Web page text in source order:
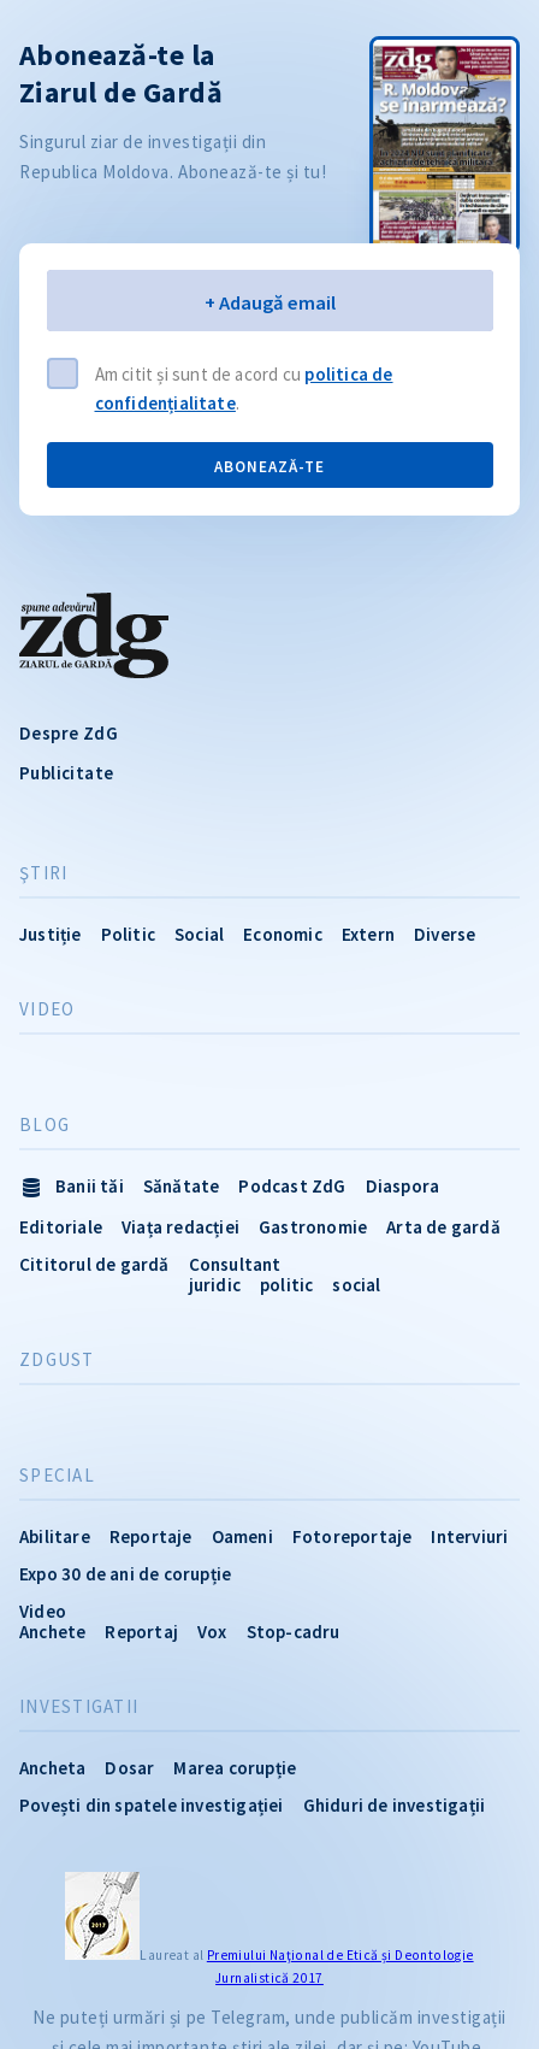
Despre ZdG
Publicitate
ŞTIRI
Justiție Politic Social Economic Extern Diverse
INVESTIGATII
Ancheta Dosar
Marea corupție
Povești din spatele investigației
Ghiduri de investigații
VIDEO
SPECIAL
Abilitare Reportaje Oameni Fotoreportaje
Interviuri
Expo 30 de ani de corupție
Video
Anchete
Reportaj Vox Stop-cadru
BLOG
Banii tăi Sănătate Podcast ZdG
Diaspora
Editoriale
Viața redacției Gastronomie
Arta de gardă
Cititorul de gardă
Consultant
juridic
politic social
ZDGUST
Abonează-te la
Ziarul de Gardă
Singurul ziar de investigații din
Republica Moldova. Abonează-te și tu!
+ Adaugă email
Am citit și sunt de acord cu politica de
confidențialitate.
ABONEAZĂ-TE
Laureat al Premiului Naţional de Etică și Deontologie
Jurnalistică 2017
Ne puteți urmări și pe Telegram, unde publicăm investigații